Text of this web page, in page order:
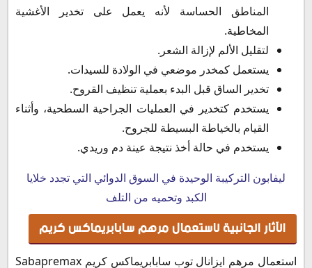
المناطق الحساسة لأنه يعمل على تخدير الأغشية
المخاطية.
لتقليل الألم لإزالة الشعر.
يستعمل كمخدر موضعي في الولادة للسيدات.
تخدير الساق قبل البدء بعملية تنظيف القروح.
يستخدم كتخدير في العمليات الجراحية السطحية، وأثناء
القيام بالخياطة البسيطة للجروح.
يستخدم في حالة أخذ نتيجة عينة دم وريدي.
ليفابون التركيبة الوحيدة في السوق الدوائي التي تجدد خلايا
الكبد وتحميه من التلف
الآثار الجانبية لاستعمال مرهم سابابريماكس كريم
استعمال مرهم ايزانال توب سابابريماكس كريم Sabapremax